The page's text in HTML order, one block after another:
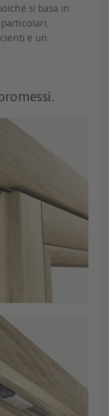
si basa in
e un